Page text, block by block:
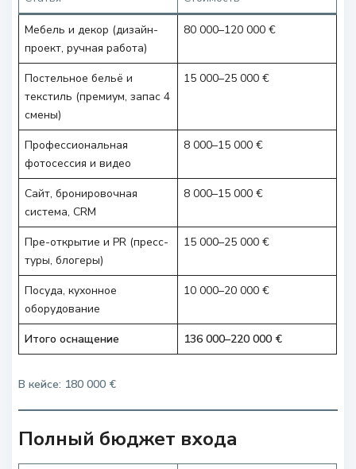
Мебель и декор (дизайн-
проект, ручная работа)
80 000–120 000 €
Постельное бельё и
текстиль (премиум, запас 4
смены)
15 000–25 000 €
Профессиональная
фотосессия и видео
8 000–15 000 €
Сайт, бронировочная
система, CRM
8 000–15 000 €
Пре-открытие и PR (пресс-
туры, блогеры)
15 000–25 000 €
Посуда, кухонное
оборудование
10 000–20 000 €
Итого оснащение 136 000–220 000 €
В кейсе: 180 000 €
Полный бюджет входа